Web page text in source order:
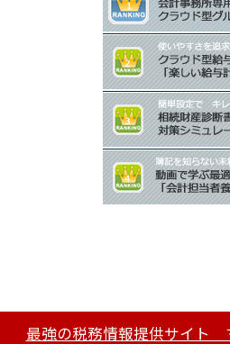
最強の税務情報提供サイト